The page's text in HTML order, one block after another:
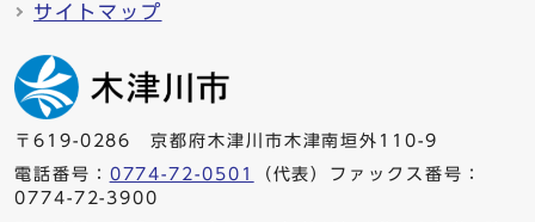
サイトマップ
〒619-0286 京都府木津川市木津南垣外110-9
電話番号： 0774-72-0501
（代表）ファックス番号：
0774-72-3900